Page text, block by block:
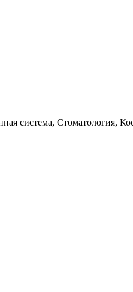
система, Стоматология,